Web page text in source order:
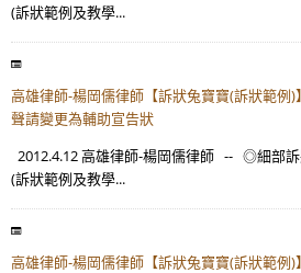
(訴狀範例及教學...
高雄律師-楊岡儒律師【訴狀兔寶寶(訴狀範例
聲請變更為輔助宣告狀
2012.4.12 高雄律師-楊岡儒律師 -- ◎細部
(訴狀範例及教學...
高雄律師-楊岡儒律師【訴狀兔寶寶(訴狀範例